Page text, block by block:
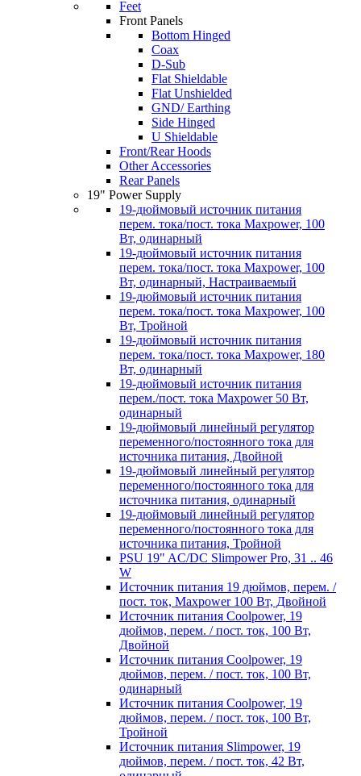
Feet
Front Panels
Bottom Hinged
Coax
D-Sub
Flat Shieldable
Flat Unshielded
GND/ Earthing
Side Hinged
U Shieldable
Front/Rear Hoods
Other Accessories
Rear Panels
19" Power Supply
19-дюймовый источник питания
перем. тока/пост. тока Maxpower, 100
Вт, одинарный
19-дюймовый источник питания
перем. тока/пост. тока Maxpower, 100
Вт, одинарный, Настраиваемый
19-дюймовый источник питания
перем. тока/пост. тока Maxpower, 100
Вт, Тройной
19-дюймовый источник питания
перем. тока/пост. тока Maxpower, 180
Вт, одинарный
19-дюймовый источник питания
перем./пост. тока Maxpower 50 Вт,
одинарный
19-дюймовый линейный регулятор
переменного/постоянного тока для
источника питания, Двойной
19-дюймовый линейный регулятор
переменного/постоянного тока для
источника питания, одинарный
19-дюймовый линейный регулятор
переменного/постоянного тока для
источника питания, Тройной
PSU 19" AC/DC Slimpower Pro, 31 .. 46
W
Источник питания 19 дюймов, перем. /
пост. ток, Maxpower 100 Вт, Двойной
Источник питания Coolpower, 19
дюймов, перем. / пост. ток, 100 Вт,
Двойной
Источник питания Coolpower, 19
дюймов, перем. / пост. ток, 100 Вт,
одинарный
Источник питания Coolpower, 19
дюймов, перем. / пост. ток, 100 Вт,
Тройной
Источник питания Slimpower, 19
дюймов, перем. / пост. ток, 42 Вт,